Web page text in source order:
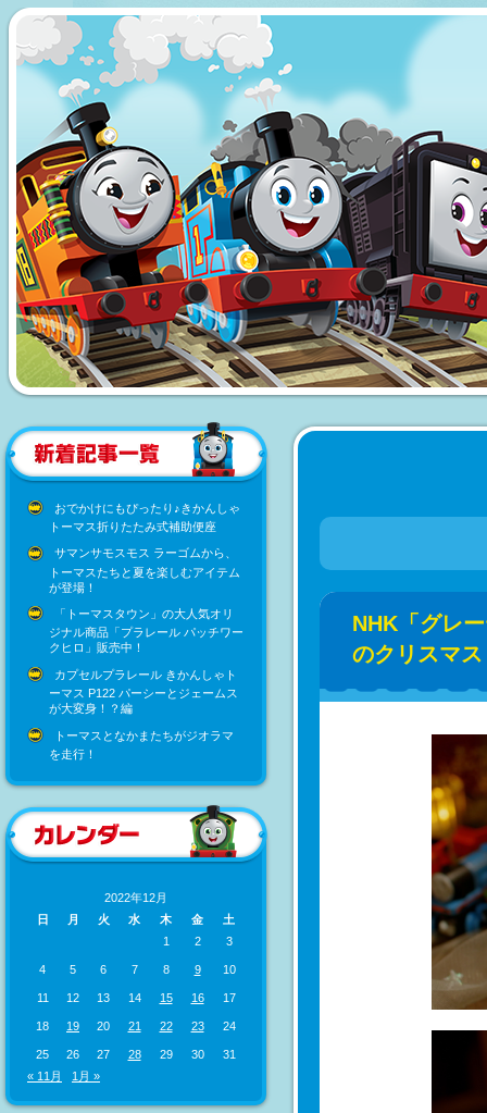
おでかけにもぴったり♪きかんしゃ
トーマス折りたたみ式補助便座
サマンサモスモス ラーゴムから、
トーマスたちと夏を楽しむアイテム
が登場！
「トーマスタウン」の大人気オリ
ジナル商品「プラレール パッチワー
クヒロ」販売中！
カプセルプラレール きかんしゃト
ーマス P122 パーシーとジェームス
が大変身！？編
トーマスとなかまたちがジオラマ
を走行！
2022年12月
日
月 火 水 木 金
土
1
2 3
4 5 6 7 8 9 10
11 12 13 14 15 16 17
18 19 20 21 22 23 24
25 26 27 28 29 30
31
« 11月
1月 »
NHK「グレ
のクリスマ